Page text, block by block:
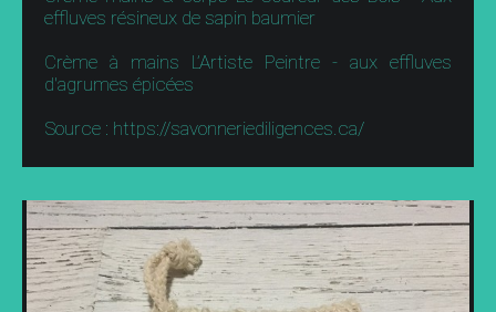
effluves résineux de sapin baumier
Crème à mains L’Artiste Peintre - aux effluves
d'agrumes épicées
Source : https://savonneriediligences.ca/